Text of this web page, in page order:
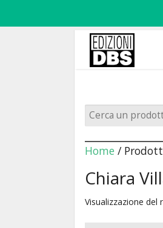
Home/
Chiara
Visualizzazione del